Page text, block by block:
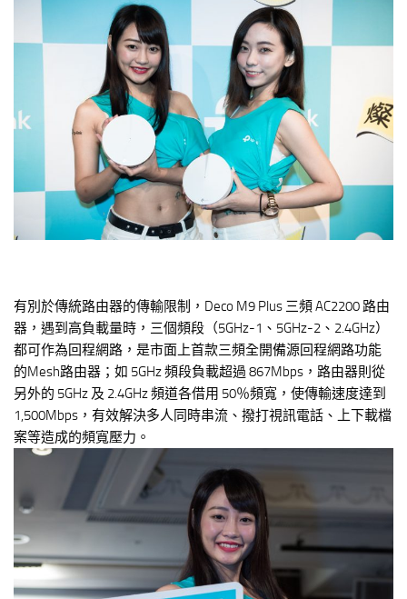
有別於傳統路由器的傳輸限制，Deco M9 Plus 三頻 AC2200 路由
器，遇到高負載量時，三個頻段（5GHz-1、5GHz-2、2.4GHz）
都可作為回程網路，是市面上首款三頻全開備源回程網路功能
的Mesh路由器；如 5GHz 頻段負載超過 867Mbps，路由器則從
另外的 5GHz 及 2.4GHz 頻道各借用 50％頻寬，使傳輸速度達到
1,500Mbps，有效解決多人同時串流、撥打視訊電話、上下載檔
案等造成的頻寬壓力。